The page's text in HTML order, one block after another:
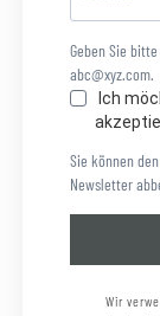
Geben Sie
abc@xyz.com.
Ich
Sie können
Newsletter
Wir